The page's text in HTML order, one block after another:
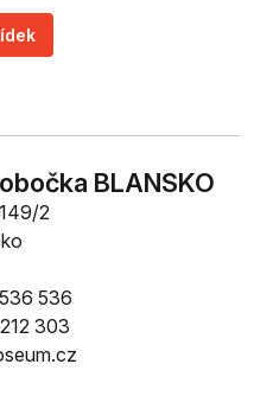
BLANSKO
2
536
303